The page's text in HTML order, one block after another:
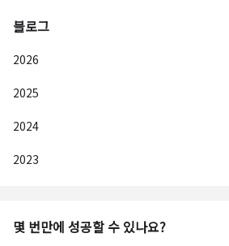
블로그
2026
2025
2024
2023
몇 번만에 성공할 수 있나요?